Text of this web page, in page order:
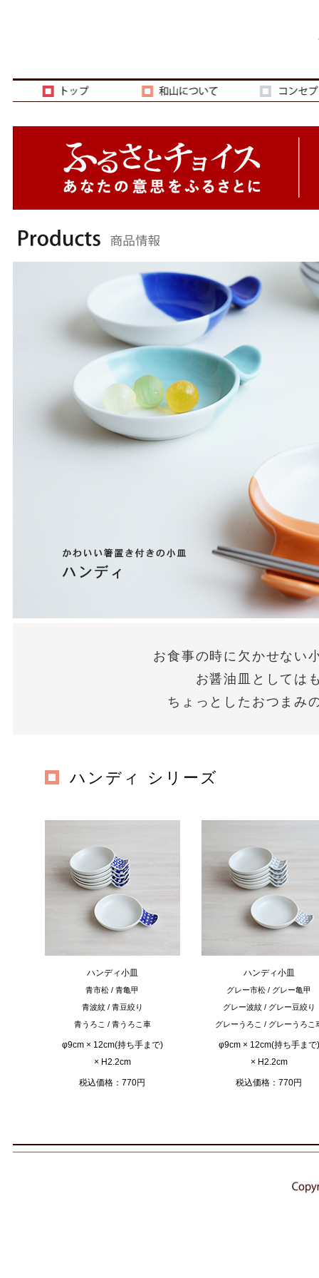
お食事の時に欠かせない
お醤油皿としては
ちょっとしたおつまみ
ハンディ シリーズ
ハンディ小皿
青市松 / 青亀甲
青波紋 / 青豆絞り
青うろこ / 青うろこ車
φ9cm × 12cm(持ち手まで)
× H2.2cm
税込価格：770円
ハンディ小皿
グレー市松 / グレー亀甲
グレー波紋 / グレー豆絞り
グレーうろこ / グレーうろこ
φ9cm × 12cm(持ち手まで)
× H2.2cm
税込価格：770円